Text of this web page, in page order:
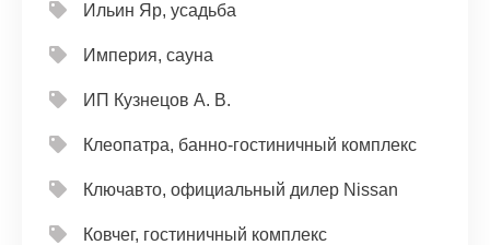
Ильин Яр, усадьба
Империя, сауна
ИП Кузнецов А. В.
Клеопатра, банно-гостиничный комплекс
Ключавто, официальный дилер Nissan
Ковчег, гостиничный комплекс